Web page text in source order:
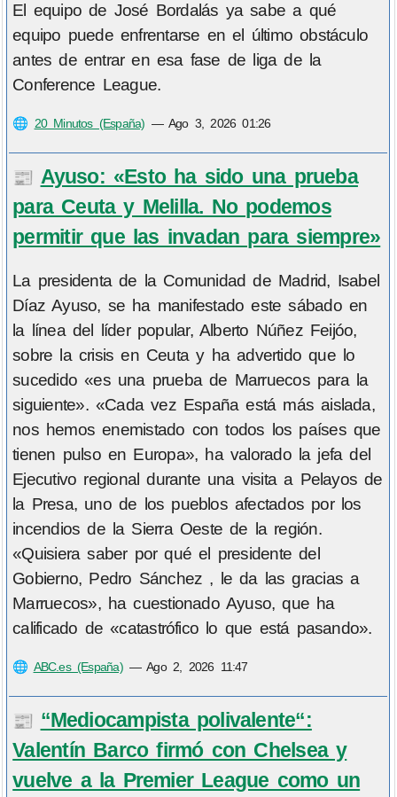
El equipo de José Bordalás ya sabe a qué
equipo puede enfrentarse en el último obstáculo
antes de entrar en esa fase de liga de la
Conference League.
🌐 20 Minutos (España) —Ago 3, 2026 01:26
📰 Ayuso: «Esto ha sido una prueba
para Ceuta y Melilla. No podemos
permitir que las invadan para siempre»
La presidenta de la Comunidad de Madrid, Isabel
Díaz Ayuso, se ha manifestado este sábado en
la línea del líder popular, Alberto Núñez Feijóo,
sobre la crisis en Ceuta y ha advertido que lo
sucedido «es una prueba de Marruecos para la
siguiente». «Cada vez España está más aislada,
nos hemos enemistado con todos los países que
tienen pulso en Europa», ha valorado la jefa del
Ejecutivo regional durante una visita a Pelayos de
la Presa, uno de los pueblos afectados por los
incendios de la Sierra Oeste de la región.
«Quisiera saber por qué el presidente del
Gobierno, Pedro Sánchez , le da las gracias a
Marruecos», ha cuestionado Ayuso, que ha
calificado de «catastrófico lo que está pasando».
🌐 ABC.es (España)—Ago 2, 2026 11:47
📰 “Mediocampista polivalente“:
Valentín Barco firmó con Chelsea y
vuelve a la Premier League como un